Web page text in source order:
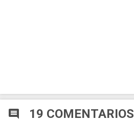
comment 19 COMENTARIOS